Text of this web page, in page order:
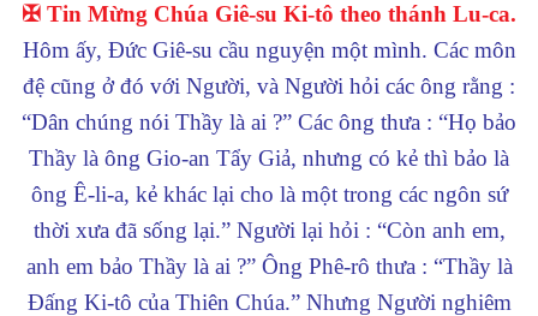
✠ Tin Mừng Chúa Giê-su Ki-tô theo thánh Lu-ca.
Hôm ấy, Đức Giê-su cầu nguyện một mình. Các môn
đệ cũng ở đó với Người, và Người hỏi các ông rằng :
“Dân chúng nói Thầy là ai ?” Các ông thưa : “Họ bảo
Thầy là ông Gio-an Tẩy Giả, nhưng có kẻ thì bảo là
ông Ê-li-a, kẻ khác lại cho là một trong các ngôn sứ
thời xưa đã sống lại.” Người lại hỏi : “Còn anh em,
anh em bảo Thầy là ai ?” Ông Phê-rô thưa : “Thầy là
Đấng Ki-tô của Thiên Chúa.” Nhưng Người nghiêm